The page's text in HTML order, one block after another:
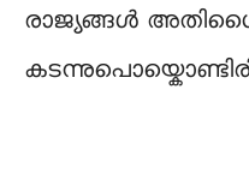
രാജ്യങ്ങൾ